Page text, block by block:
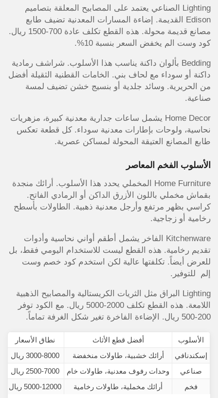
Lighting الصناعي يعتمد على المصابيح المعلقة بتصاميم
Edison القديمة. إضاءة المسارات المعدنية تضيف طابع
مصانع قديمة محولة. هذه القطع تكلف عادة 700-1500 ريال.
كود وست الم يخفض السعر بنسبة 10%.
Bedding بألوان داكنة يناسب هذا الأسلوب. شراشف رمادية
داكنة أو سوداء مع لحاف بني. الخامات القطنية الثقيلة أفضل
من الحريرية. وسائد جلدية أو بنسيج خشن تضيف لمسة
صناعية.
Home Decor يشمل ساعات جدارية معدنية كبيرة، مزهريات
نحاسية، ولوحات بإطارات معدنية سوداء. كل قطعة تعكس
طابع المصانع العتيقة المحولة لمساكن عصرية.
الأسلوب الفخم المعاصر
Home Furniture المخملي يحدد هذا الأسلوب. أرائك منجدة
بقماش مخملي باللون الأزرق الداكن أو الرمادي الفاتح.
كراسي بظهر مرتفع وأرجل معدنية ذهبية. الطاولات بأسطح
رخامية أو زجاجية.
Kitchenware الفاخر يشمل أطقم أواني نحاسية وأدوات
تقديم رخامية. هذه القطع ليست للاستخدام اليومي فقط، بل
للعرض أيضاً. تكلفتها عالية لكن استخدم كود خصم وست
إلم للتوفير.
Lighting البراق مثل الثريات الكريستالية والمصابيح الذهبية
اللامعة. هذه القطع تكلف 2000-5000 ريال. مع الكود توفر
200-500 ريال. الإضاءة الفاخرة تغير شكل الغرفة تماماً.
الأسلوب أفضل قطع الأثاث نطاق الأسعار
إسكندنافي
أرائك خشبية، طاولات منخفضة 3000-8000 ريال
صناعي
وحدات رفوف معدنية، طاولات خام 2500-7000 ريال
فخم
أرائك مخملية، طاولات رخامية 5000-12000 ريال